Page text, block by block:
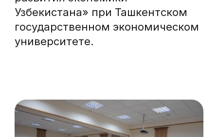
Узбекистана» при Ташкентском
государственном экономическом
университете.